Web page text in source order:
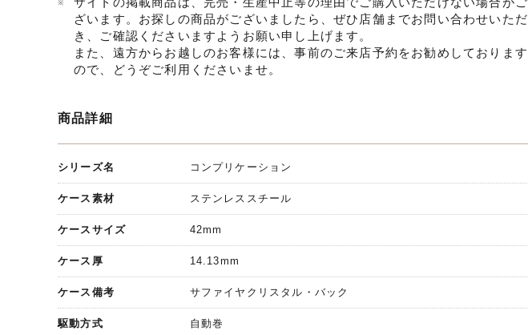
ざいます。お探しの商品がございましたら、ぜひ店舗までお問い合わせいただ
き、ご確認くださいますようお願い申し上げます。
また、遠方からお越しのお客様には、事前のご来店予約をお勧めしております
ので、どうぞご利用くださいませ。
商品詳細
シリーズ名 コンプリケーション
ケース素材 ステンレススチール
ケースサイズ 42mm
ケース厚 14.13mm
ケース備考 サファイヤクリスタル・バック
駆動方式 自動巻